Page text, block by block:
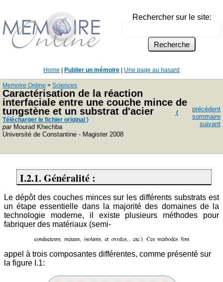
Rechercher sur le site:
Home Publier un mémoire Une page au hasard
Memoire Online > Sciences
Caractérisation de la réaction
interfaciale entre une couche mince de
tungstène et un substrat d'acier
(
Télécharger le fichier original )
parMourad Khechba
Université de Constantine - Magister 2008
précédent
sommaire
suivant
I.2.1. Généralité :
Le dépôt des couches minces sur les différents substrats est
un étape essentielle dans la majorité des domaines de la
technologie moderne, il existe plusieurs méthodes pour
fabriquer des matériaux (semi-
appel à trois composantes différentes, comme présenté sur
la figure I.1: